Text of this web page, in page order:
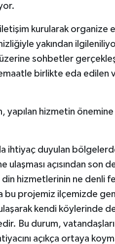
kurularak organize
yakından
sohbetler
birlikte eda edilen
yapılan hizmetin
ihtiyaç duyulan
açısından son
din hizmetlerinin ne denli
projemiz ilçemizde
kendi köylerinde
Bu durum,
açıkça ortaya